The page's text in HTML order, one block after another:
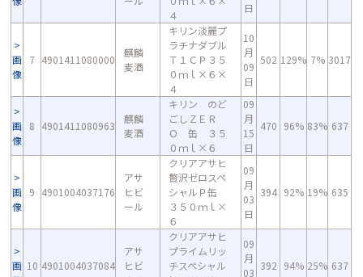
４
日
画
像
7 4901411080000
麒麟
麦酒
キリン淡麗プ
ラチナダブル
Ｔ１ＣＰ３５
０ｍｌ×６×
４
10
月
09
日
502 129% 7% 3017
画
像
8 4901411080963
麒麟
麦酒
キリン のど
ごしＺＥＲ
Ｏ 缶 ３５
０ｍｌ×６
09
月
15
日
470 96% 83% 637
画
像
9 4901004037176
アサ
ヒビ
ール
クリアアサヒ
贅沢ゼロスペ
シャルＰ缶
３５０ｍｌ×
６
09
月
03
日
394 92% 19% 635
画 10 4901004037084
アサ
ヒビ
クリアアサヒ
プライムリッ
チスペシャル
09
月
03
392 94% 25% 637